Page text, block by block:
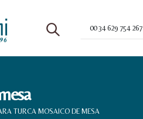
00 34 629 754 267
TURCA MOSAICO DE MESA